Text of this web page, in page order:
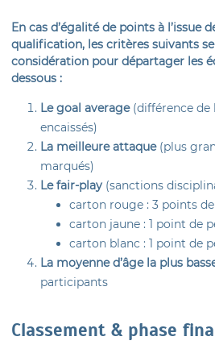
En cas d’égalité de points à l’issue
qualification, les critères suivants
considération pour départager les
dessous :
Le goal average(différence de
encaissés)
La meilleure attaque(plus
marqués)
Le fair-play (sanctions
carton rouge : 3 points
carton jaune : 1 point de
carton blanc : 1 point de
La moyenne d’âge la plus
participants
Classement & phase